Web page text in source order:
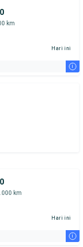
km
Hari ini
i
km
Hari ini
i